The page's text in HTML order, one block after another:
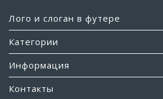
Лого и слоган в футере
Категории
Информация
Контакты